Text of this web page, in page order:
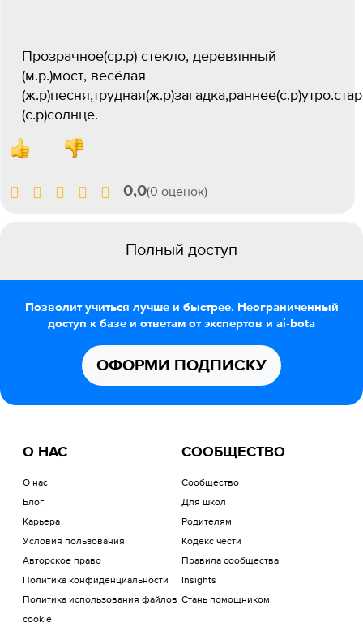
Прозрачное(ср.р) стекло, деревянный
(м.р.)мост, весёлая
(с.р)солнце.
0,0(0 оценок)
Полный доступ
Позволит учиться лучше и быстрее. Неограниченный
доступ к базе и ответам от экспертов и ai-bota
ОФОРМИ ПОДПИСКУ
О НАС
О нас
Блог
Карьера
Условия пользования
Авторское право
Политика конфиденциальности
Политика использования файлов
cookie
СООБЩЕСТВО
Сообщество
Для школ
Родителям
Кодекс чести
Правила сообщества
Insights
Стань помощником